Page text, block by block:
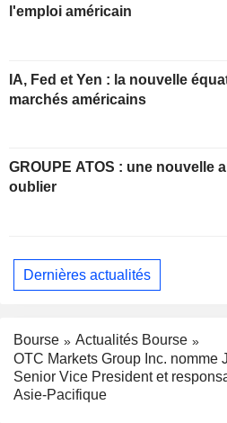
l'emploi américain
IA, Fed et Yen : la nouvelle
marchés américains
GROUPE ATOS : une nouvelle année à
oublier
Dernières actualités
Bourse
Actualités Bourse
OTC Markets Group Inc. nomme
Senior Vice President et
Asie-Pacifique